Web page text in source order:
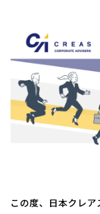
コーポレー
MyKomon
お問い合わ
この度、日本クレ